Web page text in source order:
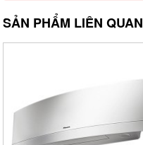
SẢN PHẨM LIÊN QUAN